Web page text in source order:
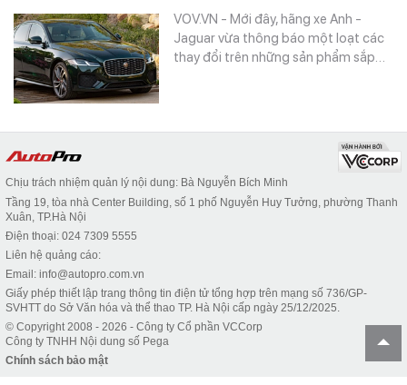
VOV.VN - Mới đây, hãng xe Anh -
Jaguar vừa thông báo một loạt các
thay đổi trên những sản phẩm sắp…
Chịu trách nhiệm quản lý nội dung: Bà Nguyễn Bích Minh
Tầng 19, tòa nhà Center Building, số 1 phố Nguyễn Huy Tưởng, phường Thanh
Xuân, TP.Hà Nội
Điện thoại: 024 7309 5555
Liên hệ quảng cáo:
Email: info@autopro.com.vn
Giấy phép thiết lập trang thông tin điện tử tổng hợp trên mạng số 736/GP-
SVHTT do Sở Văn hóa và thể thao TP. Hà Nội cấp ngày 25/12/2025.
© Copyright 2008 - 2026 - Công ty Cổ phần VCCorp
Công ty TNHH Nội dung số Pega
Chính sách bảo mật